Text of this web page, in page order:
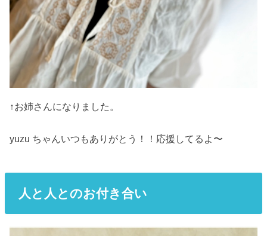
↑お姉さんになりました。
yuzu ちゃんいつもありがとう！！応援してるよ〜
人と人とのお付き合い